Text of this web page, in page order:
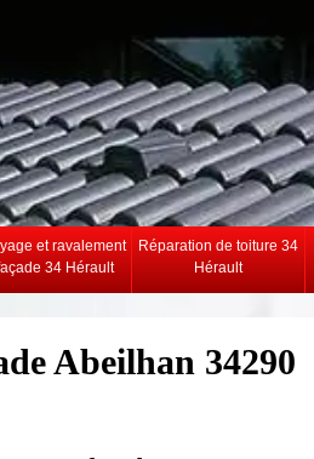
et ravalement
34 Hérault
Réparation de toiture 34
Hérault
Abeilhan 34290